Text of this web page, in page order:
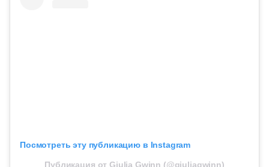
Посмотреть эту публикацию в Instagram
Публикация от Giulia Gwinn (@giuliagwinn)